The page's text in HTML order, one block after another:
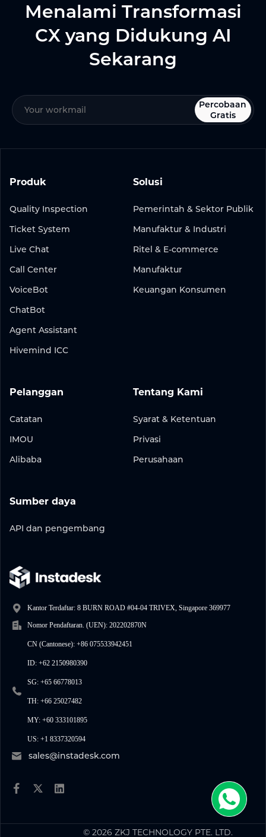
Menalami Transformasi
CX yang Didukung AI
Sekarang
Percobaan
Gratis
Produk
Quality Inspection
Ticket System
Live Chat
Call Center
VoiceBot
ChatBot
Agent Assistant
Hivemind ICC
Solusi
Pemerintah & Sektor Publik
Manufaktur & Industri
Ritel & E-commerce
Manufaktur
Keuangan Konsumen
Pelanggan
Catatan
IMOU
Alibaba
Sumber daya
API dan pengembang
Tentang Kami
Syarat & Ketentuan
Privasi
Perusahaan
Kantor Terdaftar: 8 BURN ROAD #04-04 TRIVEX, Singapore 369977
Nomor Pendaftaran. (UEN): 202202870N
CN (Cantonese): +86 075533942451
ID: +62 2150980390
SG: +65 66778013
TH: +66 25027482
MY: +60 333101895
US: +1 8337320594
sales@instadesk.com
© 2026 ZKJ TECHNOLOGY PTE. LTD.